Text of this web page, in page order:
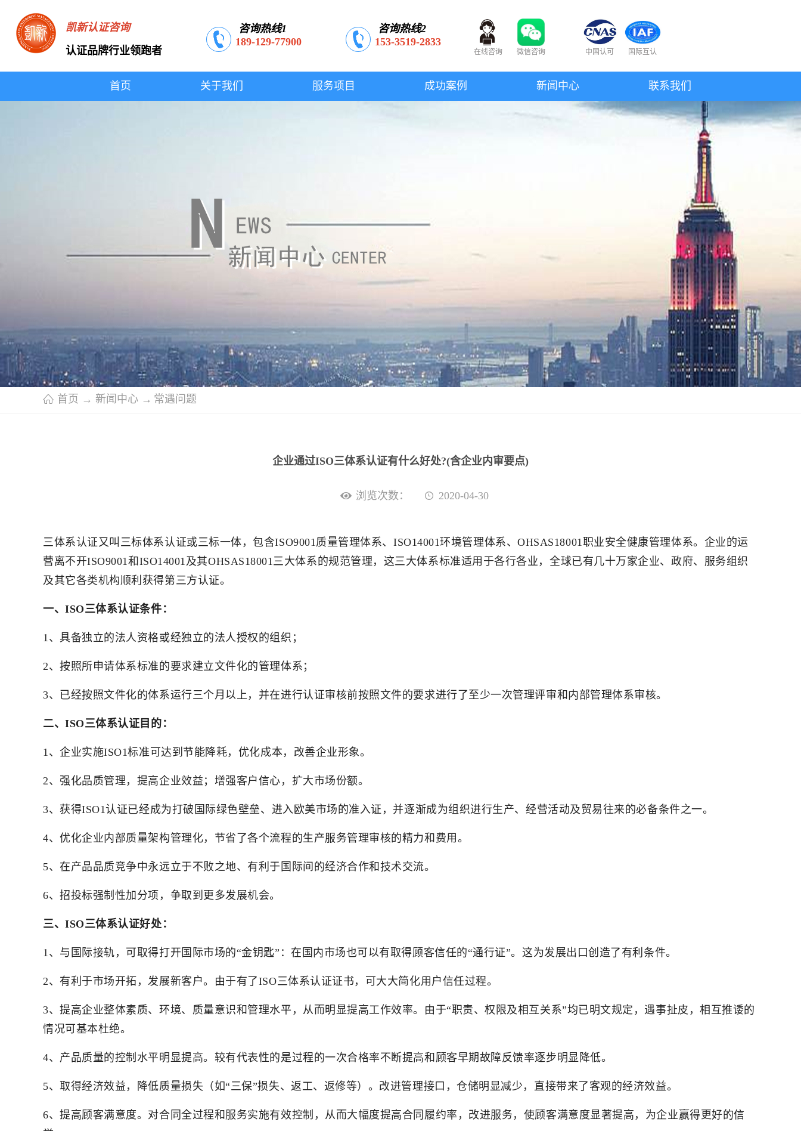
凯新认证咨询
认证品牌行业领跑者
咨询热线1
189-129-77900
咨询热线2
153-3519-2833
在线咨询 微信咨询 中国认可 国际互认
首页 关于我们 服务项目 成功案例 新闻中心 联系我们
首页 → 新闻中心 → 常遇问题
企业通过ISO三体系认证有什么好处?(含企业内审要点)
浏览次数： 2020-04-30
三体系认证又叫三标体系认证或三标一体，包含ISO9001质量管理体系、ISO14001环境管理体系、OHSAS18001职业安全健康管理体系。企业的运
营离不开ISO9001和ISO14001及其OHSAS18001三大体系的规范管理，这三大体系标准适用于各行各业，全球已有几十万家企业、政府、服务组织
及其它各类机构顺利获得第三方认证。
一、ISO三体系认证条件：
1、具备独立的法人资格或经独立的法人授权的组织；
2、按照所申请体系标准的要求建立文件化的管理体系；
3、已经按照文件化的体系运行三个月以上，并在进行认证审核前按照文件的要求进行了至少一次管理评审和内部管理体系审核。
二、ISO三体系认证目的：
1、企业实施ISO1标准可达到节能降耗，优化成本，改善企业形象。
2、强化品质管理，提高企业效益；增强客户信心，扩大市场份额。
3、获得ISO1认证已经成为打破国际绿色壁垒、进入欧美市场的准入证，并逐渐成为组织进行生产、经营活动及贸易往来的必备条件之一。
4、优化企业内部质量架构管理化，节省了各个流程的生产服务管理审核的精力和费用。
5、在产品品质竞争中永远立于不败之地、有利于国际间的经济合作和技术交流。
6、招投标强制性加分项，争取到更多发展机会。
三、ISO三体系认证好处：
1、与国际接轨，可取得打开国际市场的“金钥匙”：在国内市场也可以有取得顾客信任的“通行证”。这为发展出口创造了有利条件。
2、有利于市场开拓，发展新客户。由于有了ISO三体系认证证书，可大大简化用户信任过程。
3、提高企业整体素质、环境、质量意识和管理水平，从而明显提高工作效率。由于“职责、权限及相互关系”均已明文规定，遇事扯皮，相互推诿的
情况可基本杜绝。
4、产品质量的控制水平明显提高。较有代表性的是过程的一次合格率不断提高和顾客早期故障反馈率逐步明显降低。
5、取得经济效益，降低质量损失（如“三保”损失、返工、返修等）。改进管理接口，仓储明显减少，直接带来了客观的经济效益。
6、提高顾客满意度。对合同全过程和服务实施有效控制，从而大幅度提高合同履约率，改进服务，使顾客满意度显著提高，为企业赢得更好的信